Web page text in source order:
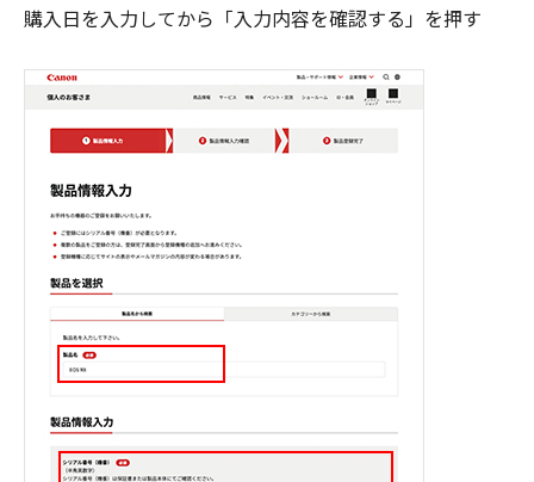
購入日を入力してから「入力内容を確認する」を押す